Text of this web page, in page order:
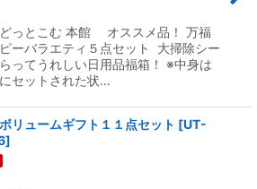
っとこむ 本館 オススメ品！ 万福
ーバラエティ５点セット 大掃除シー
ってうれしい日用品福箱！ ※中身は
セットされた状…
リュームギフト１１点セット [UT-
]